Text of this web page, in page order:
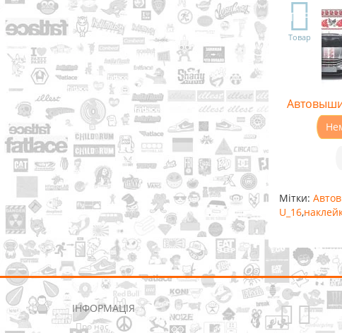
TOP
Товар
Мітки:
U_16,
ІНФОРМАЦІЯ
Про нас